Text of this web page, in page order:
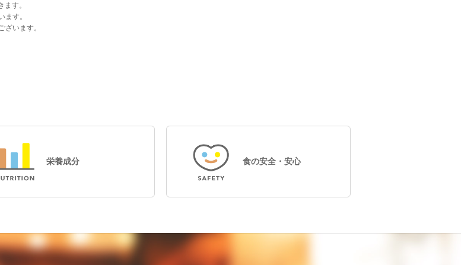
す。
ます。
います。
栄養成分 食の安全・安心